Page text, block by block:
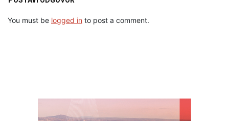
You must be logged in to post a comment.